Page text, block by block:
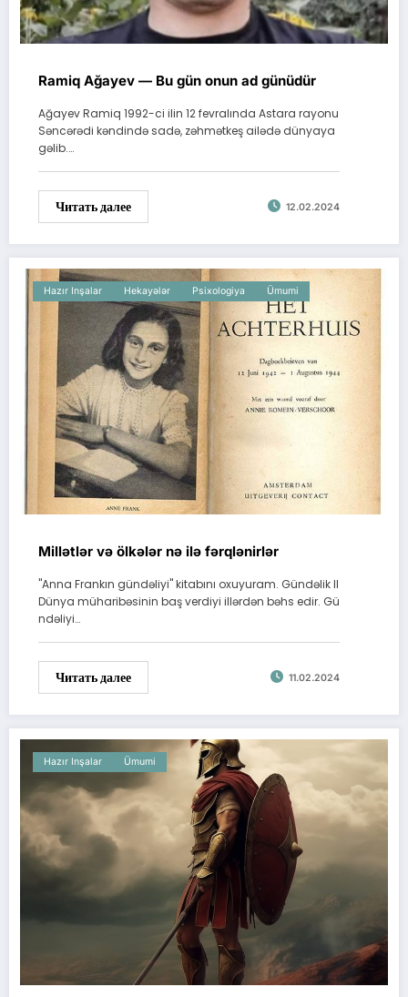
Ramiq Ağayev — Bu gün onun ad günüdür
Ağayev Ramiq 1992-ci ilin 12 fevralında Astara rayonu
Səncərədi kəndində sadə, zəhmətkeş ailədə dünyaya
gəlib.…
Читать далее 12.02.2024
Hazır Inşalar Hekayələr Psixologiya Ümumi
Millətlər və ölkələr nə ilə fərqlənirlər
"Anna Frankın gündəliyi" kitabını oxuyuram. Gündəlik II
Dünya müharibəsinin baş verdiyi illərdən bəhs edir. Gü
ndəliyi…
Читать далее 11.02.2024
Hazır Inşalar Ümumi